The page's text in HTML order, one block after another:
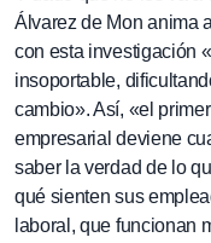
Álvarez de Mon anima
con esta investigación
insoportable,
cambio». Así, «el
empresarial deviene
saber la verdad de lo
qué sienten sus
laboral, que funcionan